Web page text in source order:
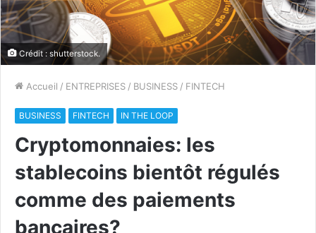
Crédit : shutterstock.
Accueil / ENTREPRISES / BUSINESS / FINTECH
BUSINESS FINTECH IN THE LOOP
Cryptomonnaies: les
stablecoins bientôt régulés
comme des paiements
bancaires?